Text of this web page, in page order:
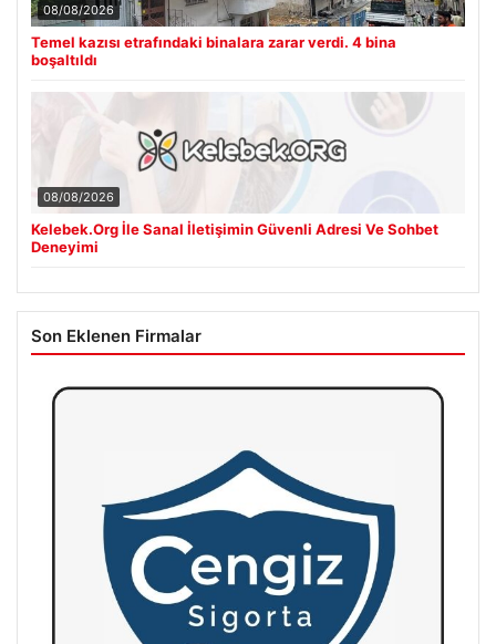
08/08/2026
Temel kazısı etrafındaki binalara zarar verdi. 4 bina
boşaltıldı
08/08/2026
Kelebek.Org İle Sanal İletişimin Güvenli Adresi Ve Sohbet
Deneyimi
Son Eklenen Firmalar